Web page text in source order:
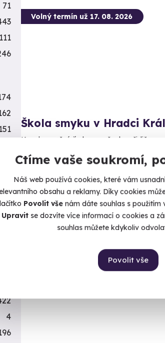
Ctíme vaše soukromí,
Náš web používá cookies, které vám
obsahu a reklamy. Díky cookies
Povolit vše nám dáte souhlas s použitím
Upravitse dozvíte více informací o cookies a
souhlas můžete kdykoliv
Povolit vše
Volný termín už 17. 08. 2026
Škola smyku v Hradci
Kurz bezpečné jízdy pro všechny řidiče.
Hradec Králové
3 490 Kč
71
111
151
245
4